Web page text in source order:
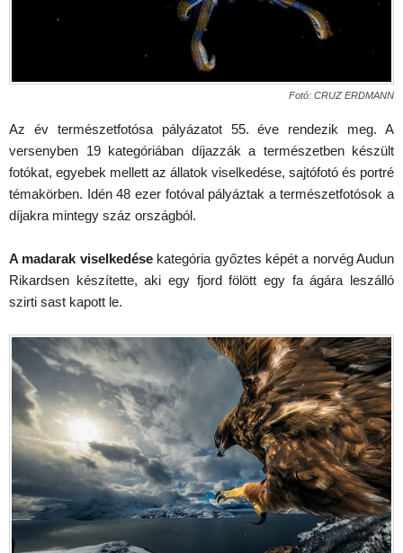
Fotó: CRUZ ERDMANN
Az év természetfotósa pályázatot 55. éve rendezik meg. A
versenyben 19 kategóriában díjazzák a természetben készült
fotókat, egyebek mellett az állatok viselkedése, sajtófotó és portré
témakörben. Idén 48 ezer fotóval pályáztak a természetfotósok a
díjakra mintegy száz országból.
A madarak viselkedésekategória győztes képét a norvég Audun
Rikardsen készítette, aki egy fjord fölött egy fa ágára leszálló
szirti sast kapott le.